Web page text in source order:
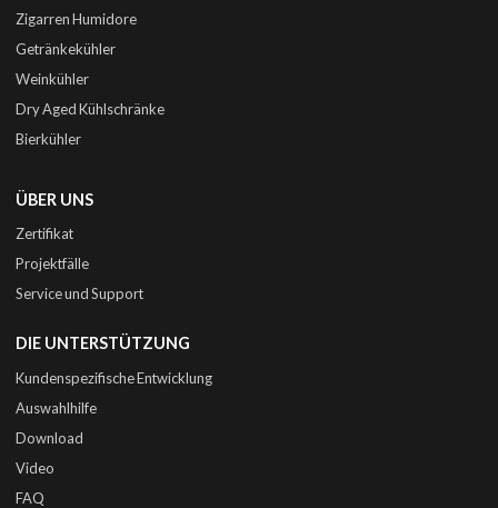
Zigarren Humidore
Getränkekühler
Weinkühler
Dry Aged Kühlschränke
Bierkühler
ÜBER UNS
Zertifikat
Projektfälle
Service und Support
DIE UNTERSTÜTZUNG
Kundenspezifische Entwicklung
Auswahlhilfe
Download
Video
FAQ